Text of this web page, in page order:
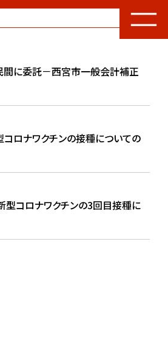
に委託－西宮市一般会計補正
ロナワクチンの接種についての
コロナワクチンの3回目接種に